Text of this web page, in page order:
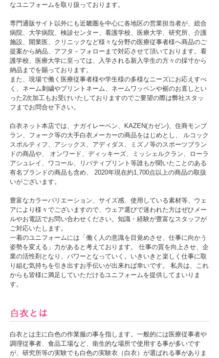
なユニフォームを取り扱っております。
専門通販サイト以外にも近畿圏を中心に各地区の営業担当者が、総合
病院、大学病院、検診センター、看護学校、医療大学、研究所、介護
施設、開業医、クリニックなど様々な分野の医療従事者様へ商品のご
提案から納品、アフタ－フォローまで対応させて頂いております。看
護学校、医療大学に至っては、入学される新入学生の方々の採寸から
納品までを賜っております。
また、現場で働く医療従事者様や学生様の多様なニーズにお応えすべ
く、ネーム刺繍やプリントネーム、ネームワッペンや裾のお直しとい
った2次加工もお受けいたしておりますのでご要望の際は弊社スタッ
フまでお問合せ下さい。
白衣ネット本店では、ナガイレーベン、KAZEN(カゼン)、住商モンブ
ラン、フォーク等の大手白衣メーカーの商品をはじめとし、 ルコック
スポルティフ、アシックス、アディダス、ミズノ等のスポーツブラン
ドの商品や、 オンワード、ディッキーズ、ミッシェルクラン、ローラ
アシュレイ、ワコール、リバティプリント等誰もが聞いたことのある
有名ブランドの商品も含め、 2020年現在約1,700点以上の商品の取扱
いがございます。
豊富なカラーバリエーション、サイズ感、使用している素材等、ウェ
アにより様々でございますので、ウェア選びで迷われた方はぜひメー
ルやお電話でお問い合わせください。知識・経験が豊富なスタッフが
ご対応いたします。
一着のユニフォームには「働く人の意識を目覚めさせ、仕事に向かう
姿勢を変える」力があると考えております。 仕事の質を向上させ、企
業の活性剤となり、パワーとなっていく。いきいきと楽しく仕事に取
り組む気持ちを引き出すお手伝いが出来れば幸いです。 私共は、これ
からも皆様に満足していただけるユニフォームを提供してまいりま
す。
白衣とは主に白色の作業服の事を指します。一般的には医療従事者や
調理従事者、食品工場など、衛生的な場所で使用する事が多いです
が、研究所等の実験でも白色の実験衣（白衣）が選ばれる事がありま